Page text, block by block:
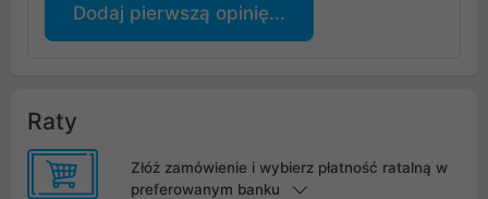
Dodaj pierwszą opinię...
Raty
Złóż zamówienie i wybierz płatność ratalną w
preferowanym banku